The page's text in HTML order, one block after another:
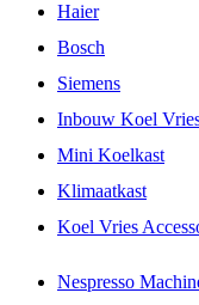
Haier
Bosch
Siemens
Inbouw Koel
Mini Koelkast
Klimaatkast
Koel Vries
Nespresso